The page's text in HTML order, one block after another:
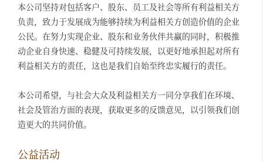
本公司坚持对包括客户、股东、员工及社会等所有利益相关方
负责，致力于发展成为能够持续为利益相关方创造价值的企业
公民。在努力实现企业、股东和业务伙伴共赢的同时，积极推
动企业自身快速、稳健及可持续发展，以更好地承担起对所有
利益相关方的责任，这也是我们自始至终忠实履行的责任。
本公司希望，与社会大众及利益相关方一同分享我们在环境、
社会及管治方面的表现，获取更多的反馈意见，以引领我们创
造更大的共同价值。
公益活动